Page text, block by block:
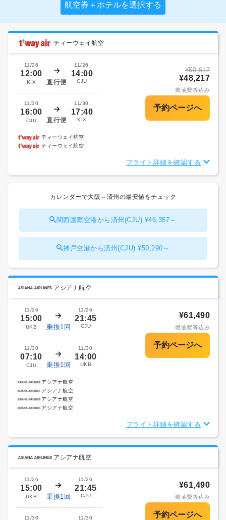
航空券＋ホテルを選択する
ティーウェイ航空
11/26
12:00
KIX 直行便
11/26
14:00
CJU
11/30
16:00
CJU 直行便
11/30
17:40
KIX
¥50,617
¥48,217
燃油費等込み
ティーウェイ航空
ティーウェイ航空
フライト詳細を確認する
カレンダーで大阪⇔済州の最安値をチェック
関西国際空港から済州(CJU) ¥46,357～
神戸空港から済州(CJU) ¥50,290～
アシアナ航空
11/26
15:00
UKB 乗換1回
11/26
21:45
CJU
11/30
07:10
CJU 乗換1回
11/30
14:00
UKB
¥61,490
燃油費等込み
アシアナ航空
アシアナ航空
アシアナ航空
アシアナ航空
フライト詳細を確認する
アシアナ航空
11/26
15:00
UKB 乗換1回
11/26
21:45
CJU
11/30 11/30
¥61,490
燃油費等込み